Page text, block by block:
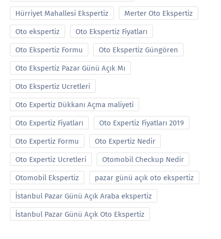
Hürriyet Mahallesi Ekspertiz Merter Oto Ekspertiz
Oto ekspertiz Oto Ekspertiz Fiyatları
Oto Ekspertiz Formu Oto Ekspertiz Güngören
Oto Ekspertiz Pazar Günü Açık Mı
Oto Ekspertiz Ucretleri
Oto Expertiz Dükkanı Açma maliyeti
Oto Expertiz Fiyatları Oto Expertiz Fiyatları 2019
Oto Expertiz Formu Oto Expertiz Nedir
Oto Expertiz Ucretleri Otomobil Checkup Nedir
Otomobil Ekspertiz pazar günü açık oto ekspertiz
İstanbul Pazar Günü Açık Araba ekspertiz
İstanbul Pazar Günü Açık Oto Ekspertiz